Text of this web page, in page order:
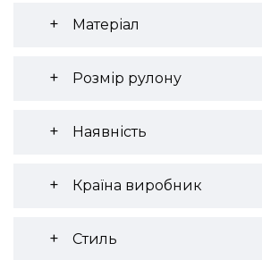
Матеріал
Розмір рулону
Наявність
Країна виробник
Стиль